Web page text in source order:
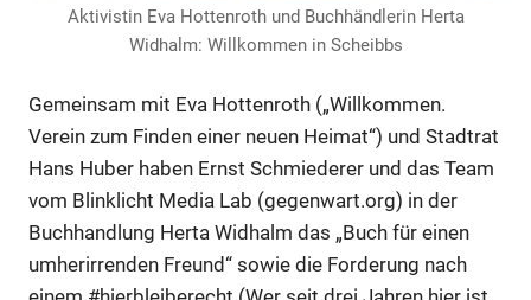
Aktivistin Eva Hottenroth und Buchhändlerin Herta
Widhalm: Willkommen in Scheibbs
Gemeinsam mit Eva Hottenroth („Willkommen.
Verein zum Finden einer neuen Heimat“) und Stadtrat
Hans Huber haben Ernst Schmiederer und das Team
vom Blinklicht Media Lab (gegenwart.org) in der
Buchhandlung Herta Widhalm das „Buch für einen
umherirrenden Freund“ sowie die Forderung nach